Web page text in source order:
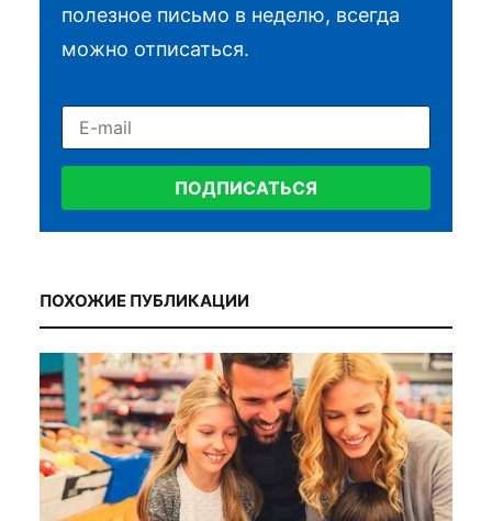
полезное письмо в неделю, всегда
можно отписаться.
ПОДПИСАТЬСЯ
ПОХОЖИЕ ПУБЛИКАЦИИ